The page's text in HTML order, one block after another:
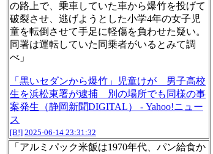
の路上で、乗車していた車から爆竹を投げて
破裂させ、逃げようとした小学4年の女子児
童を転倒させて手足に軽傷を負わせた疑い。
同署は運転していた同乗者がいるとみて調
べ」
「黒いセダンから爆竹」児童けが 男子高校
生を浜松東署が逮捕 別の場所でも同様の事
案発生（静岡新聞DIGITAL） - Yahoo!ニュー
ス
[B!] 2025-06-14 23:31:32
「アルミパック米飯は1970年代、パン給食か